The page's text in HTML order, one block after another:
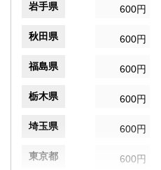
岩手県 600円
秋田県 600円
福島県 600円
栃木県 600円
埼玉県 600円
東京都 600円